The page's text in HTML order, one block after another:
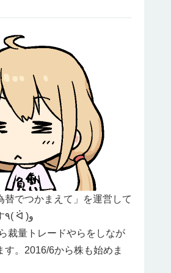
替でつかまえて」を運営して
いるのぶろうです٩( ᐛ )و
裁量トレードやらをしなが
す。2016/6から株も始めま